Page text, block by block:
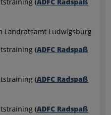
Landratsamt Ludwigsburg
(ADFC Radspaß
(ADFC Radspaß
(ADFC Radspaß